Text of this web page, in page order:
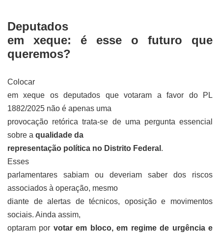
Deputados
em xeque: é esse o futuro que
queremos?
Colocar
em xeque os deputados que votaram a favor do PL
1882/2025 não é apenas uma
provocação retórica trata-se de uma pergunta essencial
sobre a qualidade da
representação política no Distrito Federal .
Esses
parlamentares sabiam ou deveriam saber dos riscos
associados à operação, mesmo
diante de alertas de técnicos, oposição e movimentos
sociais. Ainda assim,
optaram por votar em bloco, em regime de urgência e